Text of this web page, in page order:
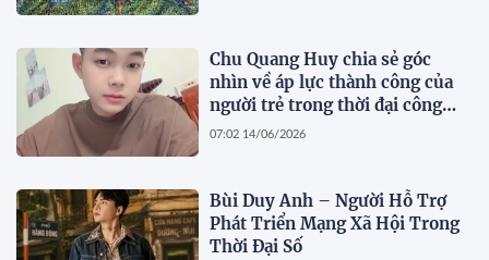
Chu Quang Huy chia sẻ góc
nhìn về áp lực thành công của
người trẻ trong thời đại công
nghệ số
07:02 14/06/2026
Bùi Duy Anh – Người Hỗ Trợ
Phát Triển Mạng Xã Hội Trong
Thời Đại Số